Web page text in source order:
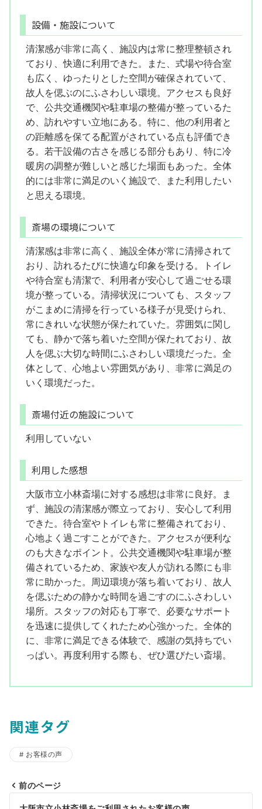
設備・施設について
清潔感が非常に高く、施設内は常に整理整頓され
ており、快適に利用できた。また、式場や待合室
も広く、ゆったりとした空間が確保されていて、
故人を偲ぶのにふさわしい環境。アクセスも良好
で、公共交通機関や駐車場の整備が整っているた
め、訪れやすい立地にある。特に、他の利用者と
の距離感を保てる配置がされている点も評価でき
る。若干設備の古さを感じる部分もあり、特に冷
暖房の調整が難しいと感じた場面もあった。全体
的には非常に満足のいく施設で、また利用したい
と思える環境。
斎場の環境について
清潔感は非常に高く、施設全体が常に清掃されて
おり、訪れるたびに快適な印象を受ける。トイレ
や待合室も清潔で、利用者が安心して過ごせる環
境が整っている。清掃状況についても、スタッフ
がこまめに清掃を行っている様子が見受けられ、
常にきれいな状態が保たれていた。雰囲気に関し
ても、静かで落ち着いた空間が保たれており、故
人を偲ぶ大切な時間にふさわしい環境だった。全
体として、心地よい雰囲気があり、非常に満足の
いく環境だった。
斎場付近の施設について
利用していない
利用した感想
大阪市立小林斎場に対する感想は非常に良好。ま
ず、施設の清潔感が際立っており、安心して利用
できた。待合室やトイレも常に整備されており、
心地よく過ごすことができた。アクセスが便利な
のも大きなポイント。公共交通機関や駐車場が整
備されているため、家族や友人が訪れる際にも非
常に助かった。周辺環境が落ち着いており、故人
を偲ぶための静かな時間を過ごすのにふさわしい
場所。スタッフの対応も丁寧で、必要なサポート
を迅速に提供してくれたため心強かった。全体的
に、非常に満足できる体験で、感謝の気持ちでい
っぱい。再度利用する際も、ぜひ選びたい斎場。
関連タグ
お客様の声
投
前のページ